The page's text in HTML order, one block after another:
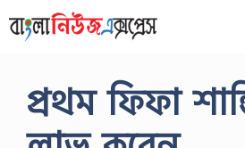
to
প্রথম ফিফা